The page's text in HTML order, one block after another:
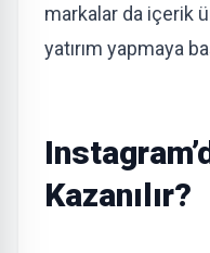
markalar da içerik
yatırım yapmaya
Kazanılır?